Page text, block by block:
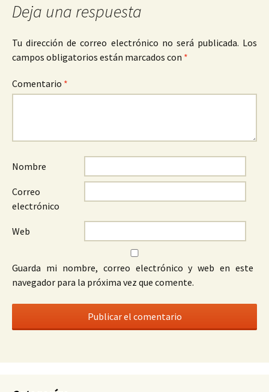
Deja una respuesta
Tu dirección de correo electrónico no será publicada. Los
campos obligatorios están marcados con *
Comentario *
Nombre
Correo
electrónico
Web
Guarda mi nombre, correo electrónico y web en este
navegador para la próxima vez que comente.